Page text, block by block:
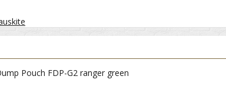
Pouch FDP-G2 ranger green